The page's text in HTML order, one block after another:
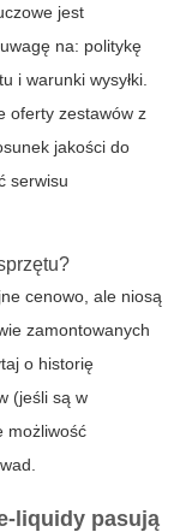
jest
na: politykę
i warunki wysyłki.
oferty zestawów z
jakości do
serwisu
cenowo, ale niosą
zamontowanych
o historię
(jeśli są w
możliwość
pasują